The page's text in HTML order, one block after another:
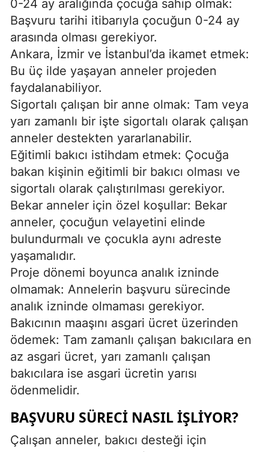
0-24 ay aralığında çocuğa sahip olmak:
Başvuru tarihi itibarıyla çocuğun 0-24 ay
arasında olması gerekiyor.
Ankara, İzmir ve İstanbul’da ikamet etmek:
Bu üç ilde yaşayan anneler projeden
faydalanabiliyor.
Sigortalı çalışan bir anne olmak: Tam veya
yarı zamanlı bir işte sigortalı olarak çalışan
anneler destekten yararlanabilir.
Eğitimli bakıcı istihdam etmek: Çocuğa
bakan kişinin eğitimli bir bakıcı olması ve
sigortalı olarak çalıştırılması gerekiyor.
Bekar anneler için özel koşullar: Bekar
anneler, çocuğun velayetini elinde
bulundurmalı ve çocukla aynı adreste
yaşamalıdır.
Proje dönemi boyunca analık izninde
olmamak: Annelerin başvuru sürecinde
analık izninde olmaması gerekiyor.
Bakıcının maaşını asgari ücret üzerinden
ödemek: Tam zamanlı çalışan bakıcılara en
az asgari ücret, yarı zamanlı çalışan
bakıcılara ise asgari ücretin yarısı
ödenmelidir.
BAŞVURU SÜRECI NASIL İŞLIYOR?
Çalışan anneler, bakıcı desteği için